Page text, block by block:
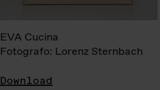
EVA Cucina
Fotografo: Lorenz Sternbach
Download